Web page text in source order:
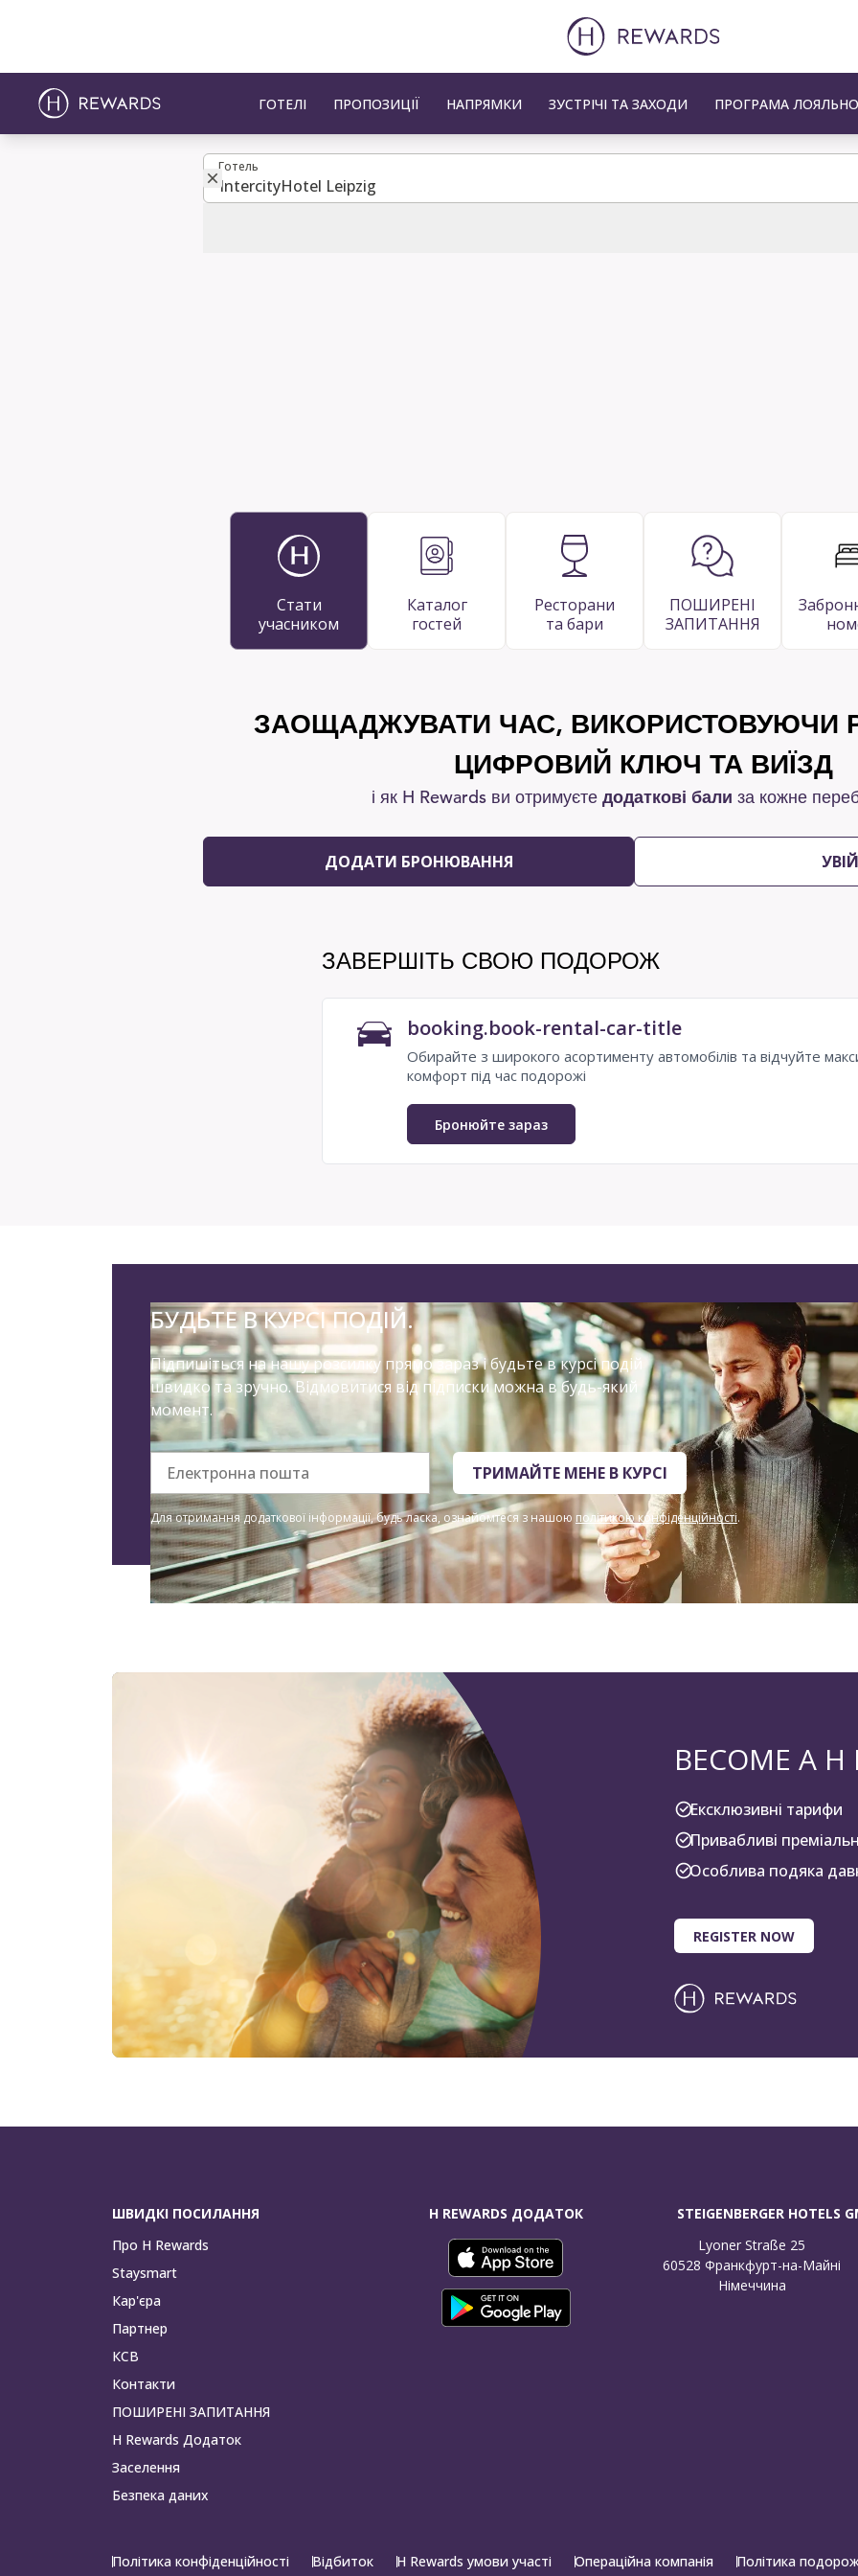
ГОТЕЛІ ПРОПОЗИЦІЇ НАПРЯМКИ ЗУСТРІЧІ ТА ЗАХОДИ ПРОГРАМА
Готель
Готель
Стати
учасником
Каталог
гостей
Ресторани
та бари
ПОШИРЕНІ
ЗАПИТАННЯ
ЗАОЩАДЖУВАТИ ЧАС, ВИКОРИСТОВУЮЧИ
ЦИФРОВИЙ КЛЮЧ ТА ВИЇЗД
і як H Rewards ви отримуєте додаткові бали за кожне
ДОДАТИ БРОНЮВАННЯ
ЗАВЕРШІТЬ СВОЮ ПОДОРОЖ
booking.book-rental-car-title
Обирайте з широкого асортименту автомобілів та відчуйте
комфорт під час подорожі
Бронюйте зараз
БУДЬТЕ В КУРСІ ПОДІЙ.
Підпишіться на нашу розсилку прямо зараз і будьте в курсі подій
швидко та зручно. Відмовитися від підписки можна в будь-який
момент.
Електронна пошта ТРИМАЙТЕ МЕНЕ В КУРСІ
Для отримання додаткової інформації, будь ласка, ознайомтеся з нашою політикою конфіденційності.
BECOME A H
Ексклюзивні тарифи
Привабливі
Особлива подяка
REGISTER NOW
ШВИДКІ ПОСИЛАННЯ
Про H Rewards
Staysmart
Кар'єра
Партнер
КСВ
Контакти
ПОШИРЕНІ ЗАПИТАННЯ
H Rewards Додаток
Заселення
Безпека даних
H REWARDS ДОДАТОК
STEIGENBERGER HOTELS
Lyoner Straße 25
60528 Франкфурт-на-Майні
Німеччина
Політика конфіденційності Відбиток H Rewards умови участі Операційна компанія Політика